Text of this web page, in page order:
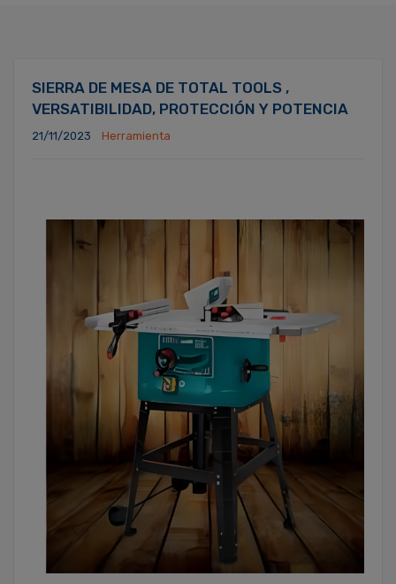
SIERRA DE MESA DE TOTAL TOOLS ,
VERSATIBILIDAD, PROTECCIÓN Y POTENCIA
21/11/2023 Herramienta